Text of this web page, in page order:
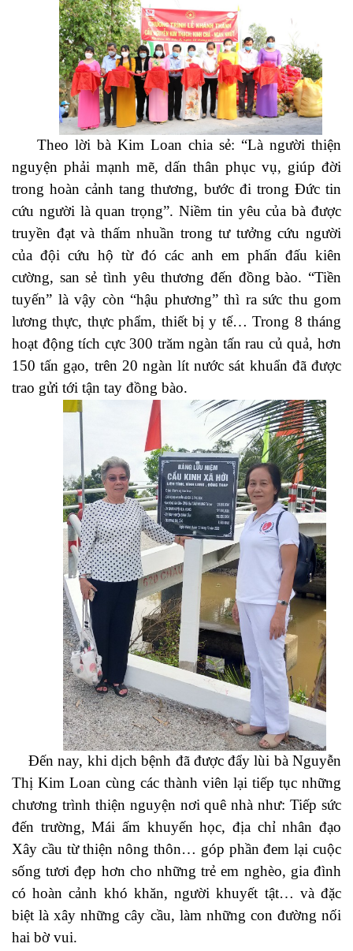
Theo lời bà Kim Loan chia sẻ: “Là người thiện
nguyện phải mạnh mẽ, dấn thân phục vụ, giúp đời
trong hoàn cảnh tang thương, bước đi trong Đức tin
cứu người là quan trọng”. Niềm tin yêu của bà được
truyền đạt và thấm nhuần trong tư tưởng cứu người
của đội cứu hộ từ đó các anh em phấn đấu kiên
cường, san sẻ tình yêu thương đến đồng bào. “Tiền
tuyến” là vậy còn “hậu phương” thì ra sức thu gom
lương thực, thực phẩm, thiết bị y tế… Trong 8 tháng
hoạt động tích cực 300 trăm ngàn tấn rau củ quả, hơn
150 tấn gạo, trên 20 ngàn lít nước sát khuẩn đã được
trao gửi tới tận tay đồng bào.
Đến nay, khi dịch bệnh đã được đẩy lùi bà Nguyễn
Thị Kim Loan cùng các thành viên lại tiếp tục những
chương trình thiện nguyện nơi quê nhà như: Tiếp sức
đến trường, Mái ấm khuyến học, địa chỉ nhân đạo
Xây cầu từ thiện nông thôn… góp phần đem lại cuộc
sống tươi đẹp hơn cho những trẻ em nghèo, gia đình
có hoàn cảnh khó khăn, người khuyết tật… và đặc
biệt là xây những cây cầu, làm những con đường nối
hai bờ vui.